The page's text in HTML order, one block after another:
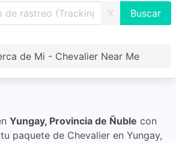
X
de Mi - Chevalier Near Me
Yungay, Provincia de Ñuble con
paquete de Chevalier en Yungay,